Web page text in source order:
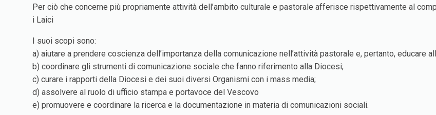
Per ciò che concerne più propriamente attività dell’ambito culturale e pastorale afferisce rispettivamente al
i Laici
I suoi scopi sono:
a) aiutare a prendere coscienza dell’importanza della comunicazione nell’attività pastorale e, pertanto, educare
b) coordinare gli strumenti di comunicazione sociale che fanno riferimento alla Diocesi;
c) curare i rapporti della Diocesi e dei suoi diversi Organismi con i mass media;
d) assolvere al ruolo di ufficio stampa e portavoce del Vescovo
e) promuovere e coordinare la ricerca e la documentazione in materia di comunicazioni sociali.